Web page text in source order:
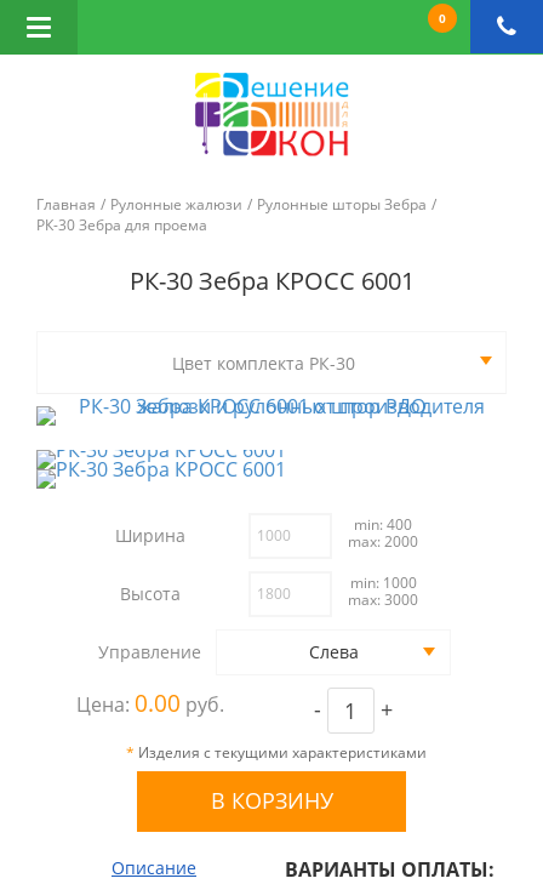
0
Открыть
навигацию
Главная Рулонные жалюзи
Рулонные шторы Зебра
РК-30 Зебра для проема
РК-30 Зебра КРОСС 6001
Цвет комплекта РК-30
Ширина
min: 400
max: 2000
Высота
min: 1000
max: 3000
Управление Слева
Цена: 0.00 руб. - +
* Изделия с текущими характеристиками
Описание
ВАРИАНТЫ ОПЛАТЫ: